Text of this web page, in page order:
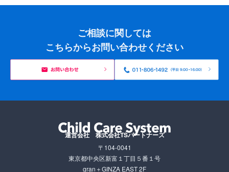
ご相談に関しては
こちらからお問い合わせください
運営会社 株式会社TSパートナーズ
〒104-0041
東京都中央区新富１丁目５番１号
gran＋GINZA EAST 2F